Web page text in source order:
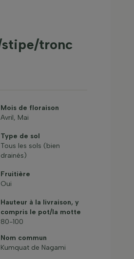
tronc
Mois de floraison
Avril, Mai
Type de sol
Tous les sols (bien
drainés)
Fruitière
Oui
Hauteur à la livraison, y
compris le pot/la motte
80-100
Nom commun
Kumquat de Nagami